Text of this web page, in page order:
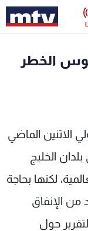
الخطر
الاثنين الماضي
الخليج
لكنها بحاجة
من الإنفاق
حول